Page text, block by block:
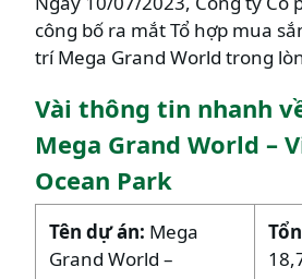
công bố ra mắt Tổ hợp mua
trí Mega Grand World trong
Vài thông tin nhanh
Mega Grand World –
Ocean Park
Tên dự án: Mega
Grand World –